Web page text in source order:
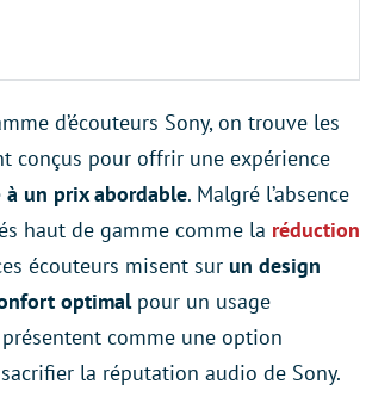
d’écouteurs Sony, on trouve les
conçus pour offrir une expérience
à un prix abordable. Malgré l’absence
haut de gamme comme la réduction
écouteurs misent sur un design
optimalpour un usage
comme une option
la réputation audio de Sony.